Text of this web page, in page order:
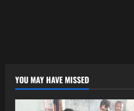
YOU MAY HAVE MISSED